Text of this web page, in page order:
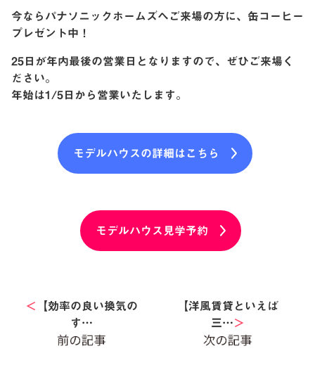
今ならパナソニックホームズへご来場の方に、缶コーヒー
プレゼント中！
25日が年内最後の営業日となりますので、ぜひご来場く
ださい。
年始は1/5日から営業いたします。
モデルハウスの詳細はこちら
モデルハウス見学予約
＜
【効率の良い換気の
す…
【洋風賃貸といえば
三…＞